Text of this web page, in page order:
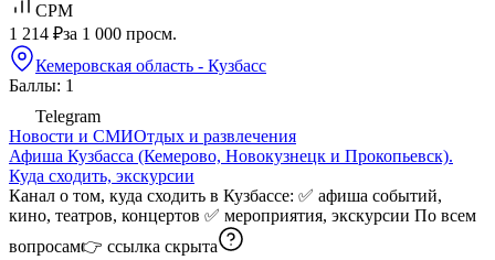
CPM
1 214 ₽за 1 000 просм.
Кемеровская область - Кузбасс
Баллы: 1
Telegram
Новости и СМИОтдых и развлечения
Афиша Кузбасса (Кемерово, Новокузнецк и Прокопьевск).
Куда сходить, экскурсии
Канал о том, куда сходить в Кузбассе: ✅ афиша событий,
кино, театров, концертов ✅ мероприятия, экскурсии По всем
вопросам👉 ссылка скрыта